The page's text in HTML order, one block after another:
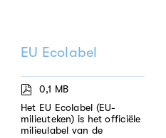
EU Ecolabel
0,1 MB
Het EU Ecolabel (EU-
milieuteken) is het officiële
milieulabel van de